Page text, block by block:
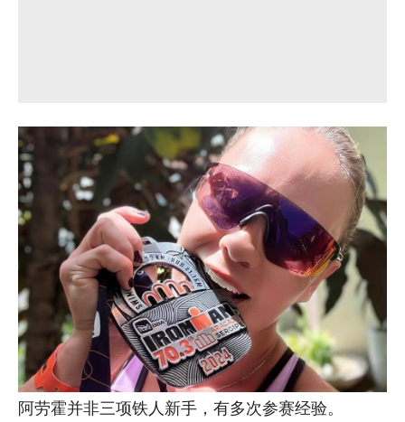
阿劳霍并非三项铁人新手，有多次参赛经验。